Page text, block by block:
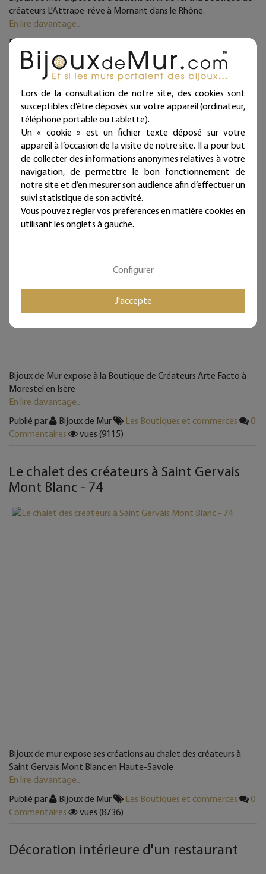
créateurs L'Attrape-rêve à Mornant dans le Rhône.
En lire davantage...
Publié par
0
Commentaires
vues (2200)
Boutique de Créateurs Arte Facto à
Morestel en Isère
Bijoux de Mur expose à la Boutique de Créateurs Arte Facto à
Morestel en Isère
En lire davantage...
Publié par
Bijoux de Mur Les Boutiques et commerces
0
Commentaires
vues (9115)
Le chalet des créateurs à Saint Gervais
Mont Blanc - 74
Bijoux de mur expose ses créations au chalet des créateurs à
Saint Gervais Mont Blanc en Haute-Savoie
En lire davantage...
Publié par
Bijoux de Mur Les Boutiques et commerces
0
Commentaires
vues (8736)
Décoration intérieure d'un restaurant
Lors de la consultation de notre site, des cookies sont
susceptibles d’être déposés sur votre appareil (ordinateur,
téléphone portable ou tablette).
Un « cookie » est un fichier texte déposé sur votre
appareil à l’occasion de la visite de notre site. Il a pour but
de collecter des informations anonymes relatives à votre
navigation, de permettre le bon fonctionnement de
notre site et d’en mesurer son audience afin d’effectuer un
suivi statistique de son activité.
Vous pouvez régler vos préférences en matière cookies en
utilisant les onglets à gauche.
Configurer
J'accepte